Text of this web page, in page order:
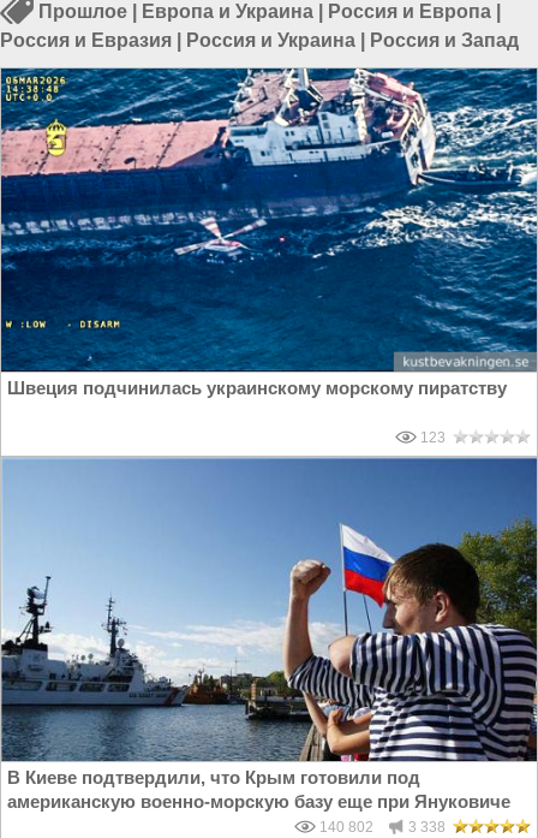
Прошлое Европа и Украина Россия и Европа
Россия и Евразия
Россия и Украина Россия и Запад
Швеция подчинилась украинскому морскому пиратству
123
В Киеве подтвердили, что Крым готовили под
американскую военно-морскую базу еще при Януковиче
140 802 3 338